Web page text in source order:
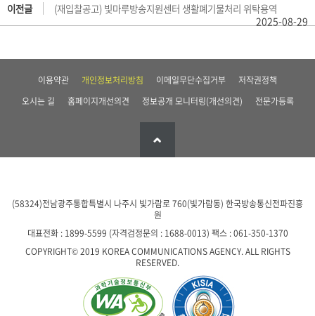
이전글
(재입찰공고) 빛마루방송지원센터 생활폐기물처리 위탁용역
2025-08-29
이용약관 개인정보처리방침 이메일무단수집거부
저작권정책
오시는 길
홈페이지개선의견 정보공개 모니터링(개선의견) 전문가등록
(58324)전남광주통합특별시 나주시 빛가람로 760(빛가람동) 한국방송통신전파진흥
원
대표전화 : 1899-5599 (자격검정문의 : 1688-0013) 팩스 : 061-350-1370
COPYRIGHT© 2019 KOREA COMMUNICATIONS AGENCY. ALL RIGHTS
RESERVED.